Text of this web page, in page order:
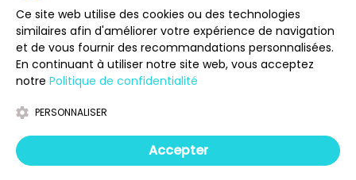
Évènements
Nos conseils
Vos voyages
CaraMaps
Espace presse
Mentions légales
Ce site web utilise des cookies ou des technologies
similaires afin d'améliorer votre expérience de navigation
et de vous fournir des recommandations personnalisées.
En continuant à utiliser notre site web, vous acceptez
notre Politique de confidentialité
PERSONNALISER
Accepter